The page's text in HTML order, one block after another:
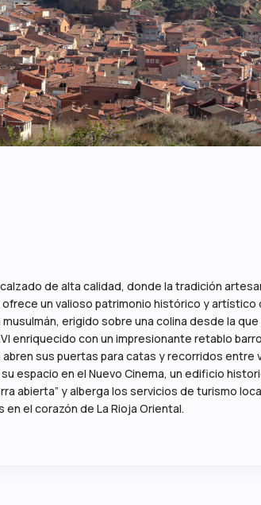
de alta calidad, donde la tradición
un valioso patrimonio histórico y artístico
erigido sobre una colina desde la
enriquecido con un impresionante retablo
sus puertas para catas y recorridos entre
espacio en el Nuevo Cinema, un edificio
abierta” y alberga los servicios de turismo
el corazón de La Rioja Oriental.